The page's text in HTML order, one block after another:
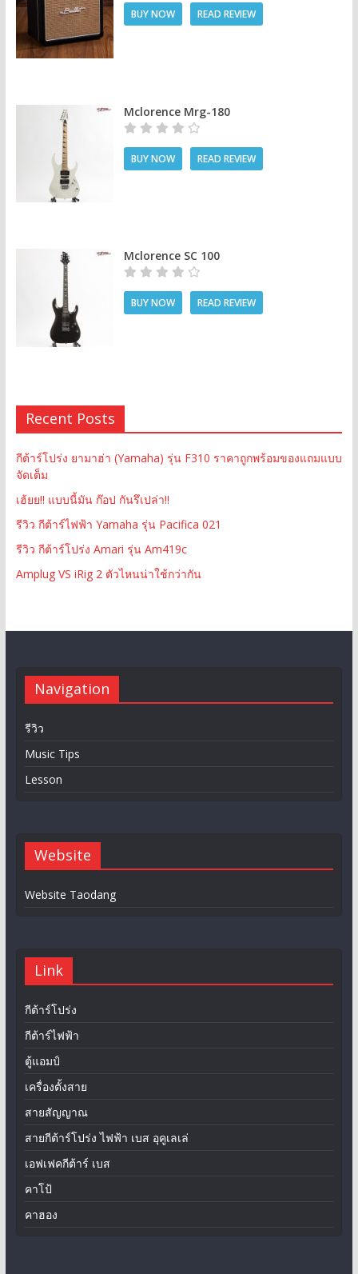
BUY NOW READ REVIEW
Mclorence Mrg-180
BUY NOW READ REVIEW
Mclorence SC 100
BUY NOW READ REVIEW
Recent Posts
กีต้าร์โปร่ง ยามาฮ่า (Yamaha) รุ่น F310 ราคาถูกพร้อมของแถมแบบ
จัดเต็ม
เฮ้ยย!! แบบนี้มัน ก๊อป กันรึเปล่า!!
รีวิว กีต้าร์ไฟฟ้า Yamaha รุ่น Pacifica 021
รีวิว กีต้าร์โปร่ง Amari รุ่น Am419c
Amplug VS iRig 2 ตัวไหนน่าใช้กว่ากัน
Navigation
รีวิว
Music Tips
Lesson
Website
Website Taodang
Link
กีต้าร์โปร่ง
กีต้าร์ไฟฟ้า
ตู้แอมป์
เครื่องตั้งสาย
สายสัญญาณ
สายกีต้าร์โปร่ง ไฟฟ้า เบส อุคูเลเล่
เอฟเฟคกีต้าร์ เบส
คาโป้
คาฮอง